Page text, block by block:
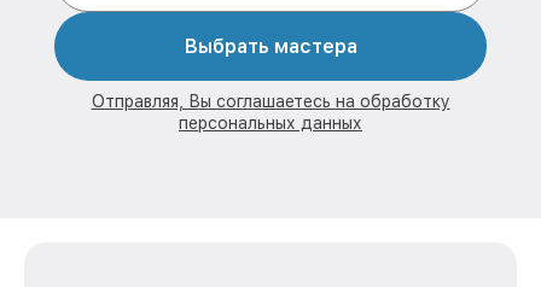
Выбрать мастера
Отправляя, Вы соглашаетесь на обработку
персональных данных